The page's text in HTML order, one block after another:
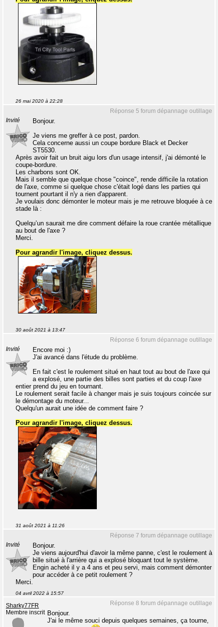
26 mai 2020 à 22:28
Réponse 5 forum dépannage outillage
Invité
Bonjour.
Je viens me greffer à ce post, pardon.
Cela concerne aussi un coupe bordure Black et Decker
ST5530.
Après avoir fait un bruit aigu lors d'un usage intensif, j'ai démonté le
coupe-bordure.
Les charbons sont OK.
Mais il semble que quelque chose "coince", rende difficile la rotation
de l'axe, comme si quelque chose c'était logé dans les parties qui
tournent pourtant il n'y a rien d'apparent.
Je voulais donc démonter le moteur mais je me retrouve bloquée à ce
stade là :
Quelqu’un saurait me dire comment défaire la roue crantée métallique
au bout de l'axe ?
Merci.
Pour agrandir l'image, cliquez dessus.
30 août 2021 à 13:47
Réponse 6 forum dépannage outillage
Invité
Encore moi :)
J'ai avancé dans l'étude du problème.
En fait c'est le roulement situé en haut tout au bout de l'axe qui
a explosé, une partie des billes sont parties et du coup l'axe
entier prend du jeu en tournant.
Le roulement serait facile à changer mais je suis toujours coincée sur
le démontage du moteur...
Quelqu'un aurait une idée de comment faire ?
Pour agrandir l'image, cliquez dessus.
31 août 2021 à 11:26
Réponse 7 forum dépannage outillage
Invité
Bonjour.
Je viens aujourd'hui d'avoir la même panne, c'est le roulement à
bille situé à l'arrière qui a explosé bloquant tout le système.
Engin acheté il y a 4 ans et peu servi, mais comment démonter
pour accéder à ce petit roulement ?
Merci.
04 avril 2022 à 15:57
Réponse 8 forum dépannage outillage
Sharky77FR
Membre inscrit Bonjour.
J'ai le même souci depuis quelques semaines, ça tourne,